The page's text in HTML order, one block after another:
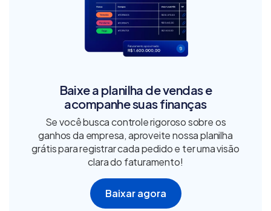
Baixe a planilha de vendas e
acompanhe suas finanças
Se você busca controle rigoroso sobre os
ganhos da empresa, aproveite nossa planilha
grátis para registrar cada pedido e ter uma visão
clara do faturamento!
Baixar agora